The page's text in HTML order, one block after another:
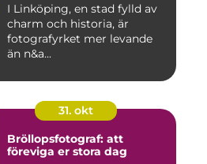
I Linköping, en stad fylld av
charm och historia, är
fotografyrket mer levande
än n&a...
31. okt
Bröllopsfotograf: att
föreviga er stora dag